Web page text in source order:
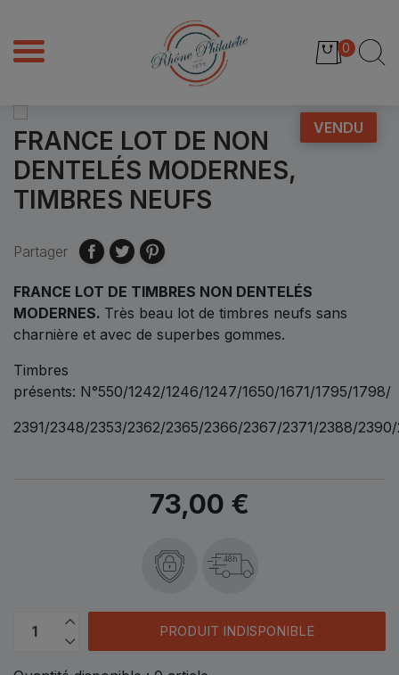
0
VENDU
FRANCE LOT DE NON
DENTELÉS MODERNES,
TIMBRES NEUFS
Partager
FRANCE LOT DE TIMBRES NON DENTELÉS
MODERNES. Très beau lot de timbres neufs sans
charnière et avec de superbes gommes.
Timbres
présents: N°550/1242/1246/1247/1650/1671/1795/1798/
2391/2348/2353/2362/2365/2366/2367/2371/2388/
73,00 €
48h
PRODUIT INDISPONIBLE